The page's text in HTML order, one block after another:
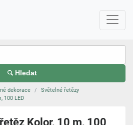
Hledat
dekorace
Světelné řetězy
100 LED
Kolor, 10 m, 100